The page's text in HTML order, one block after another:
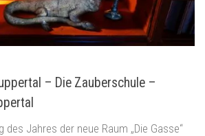
– Die Zauberschule –
des Jahres der neue Raum „Die Gasse“